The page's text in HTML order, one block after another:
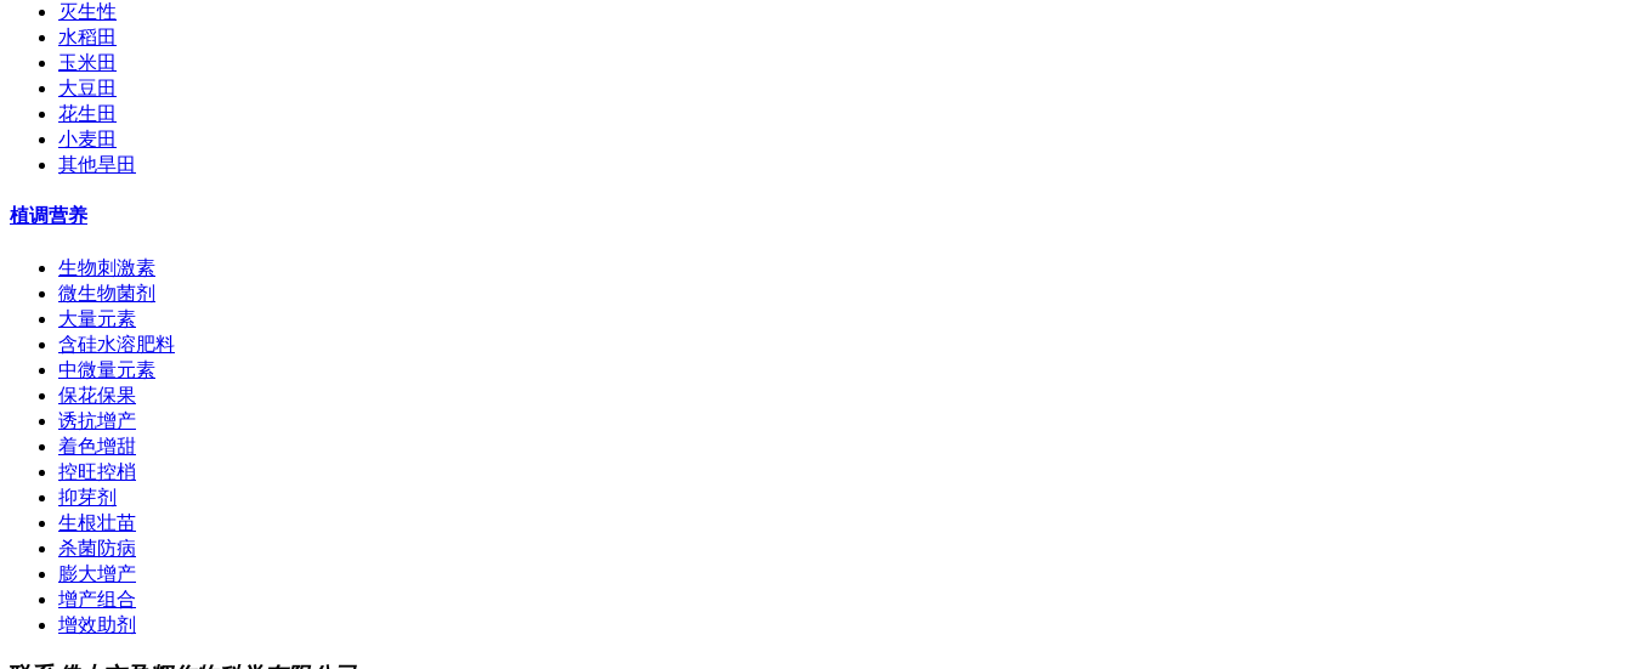
灭生性
水稻田
玉米田
大豆田
花生田
小麦田
其他旱田
植调营养
生物刺激素
微生物菌剂
大量元素
含硅水溶肥料
中微量元素
保花保果
诱抗增产
着色增甜
控旺控梢
抑芽剂
生根壮苗
杀菌防病
膨大增产
增产组合
增效助剂